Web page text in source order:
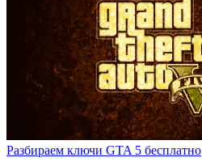
Разбираем ключи GTA 5 бесплатно